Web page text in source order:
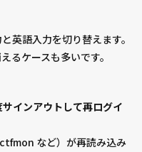
英語入力を切り替えます。
るケースも多いです。
サインアウトして再ログイ
など）が再読み込み